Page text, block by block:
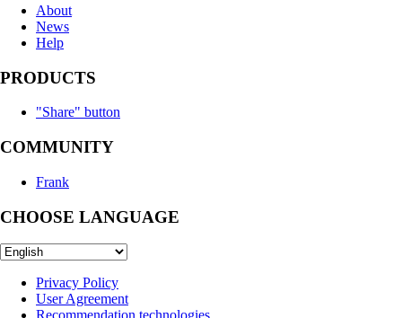
About
News
Help
PRODUCTS
"Share" button
COMMUNITY
Frank
CHOOSE LANGUAGE
Privacy Policy
User Agreement